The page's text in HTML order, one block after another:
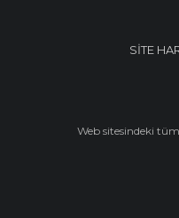
SİTE
Web sitesindeki